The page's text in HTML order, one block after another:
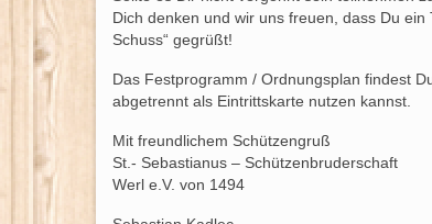
Dich denken und wir uns freuen, dass Du
Schuss“ gegrüßt!
Das Festprogramm / Ordnungsplan findest
abgetrennt als Eintrittskarte nutzen kannst.
Mit freundlichem Schützengruß
St.- Sebastianus – Schützenbruderschaft
Werl e.V. von 1494